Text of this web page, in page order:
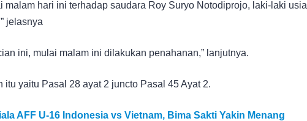
malam hari ini terhadap saudara Roy Suryo Notodiprojo, laki-laki usia
jelasnya
ini, mulai malam ini dilakukan penahanan,” lanjutnya.
itu yaitu Pasal 28 ayat 2 juncto Pasal 45 Ayat 2.
AFF U-16 Indonesia vs Vietnam, Bima Sakti Yakin Menang